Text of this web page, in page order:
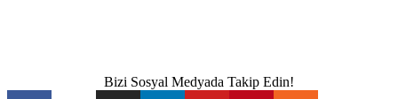
Bizi Sosyal Medyada Takip Edin!